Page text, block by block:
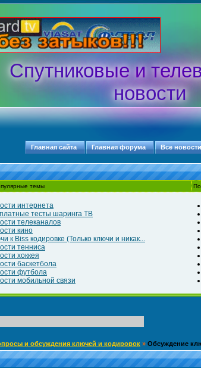
Спутниковые и
новости
Все новости
Главная форума
Главная сайта
темы
интернета
тесты шаринга ТВ
телеканалов
кино
к Biss кодировке (Только ключи и никак...
тенниса
хоккея
баскетбола
футбола
мобильной связи
и обсуждения ключей и кодировок » Обсуждение